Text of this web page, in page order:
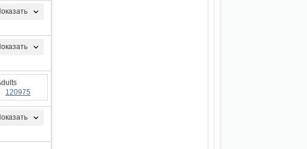
120975